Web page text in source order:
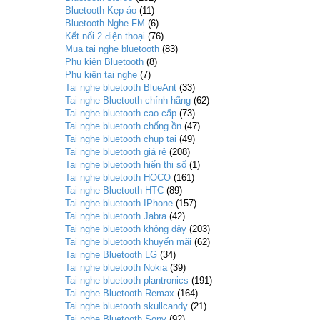
Bluetooth-Kẹp áo (11)
Bluetooth-Nghe FM (6)
Kết nối 2 điện thoại (76)
Mua tai nghe bluetooth (83)
Phụ kiện Bluetooth (8)
Phụ kiện tai nghe (7)
Tai nghe bluetooth BlueAnt (33)
Tai nghe Bluetooth chính hãng (62)
Tai nghe bluetooth cao cấp (73)
Tai nghe bluetooth chống ồn (47)
Tai nghe bluetooth chụp tai (49)
Tai nghe bluetooth giá rẻ (208)
Tai nghe bluetooth hiển thị số (1)
Tai nghe bluetooth HOCO (161)
Tai nghe Bluetooth HTC (89)
Tai nghe bluetooth IPhone (157)
Tai nghe bluetooth Jabra (42)
Tai nghe bluetooth không dây (203)
Tai nghe bluetooth khuyến mãi (62)
Tai nghe Bluetooth LG (34)
Tai nghe bluetooth Nokia (39)
Tai nghe bluetooth plantronics (191)
Tai nghe Bluetooth Remax (164)
Tai nghe bluetooth skullcandy (21)